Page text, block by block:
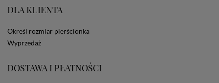
portale społecznościowe, np. Facebook). Korzystanie
ze Sklepu bez zmiany ustawień w przeglądarce
zamieszczane w urządzeniu końcowym każdego
użytkownika. Jeżeli użytkownik nie wyraża zgody na
ustawienia swojej przeglądarki.
informacji o plikach cookies.
DLA KLIENTA
Określ rozmiar pierścionka
Wyprzedaż
DOSTAWA I PŁATNOŚCI